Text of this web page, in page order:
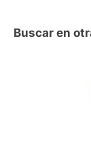
Buscar en